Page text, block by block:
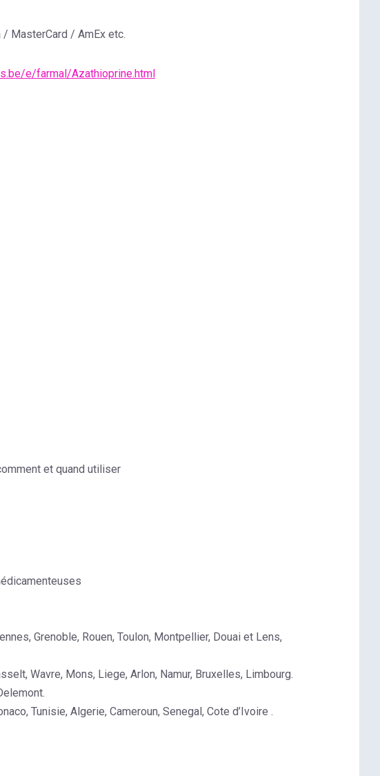
MasterCard / AmEx etc.
e/farmal/Azathioprine.html
et quand utiliser
Grenoble, Rouen, Toulon, Montpellier, Douai et Lens,
Wavre, Mons, Liege, Arlon, Namur, Bruxelles, Limbourg.
Tunisie, Algerie, Cameroun, Senegal, Cote d’Ivoire .